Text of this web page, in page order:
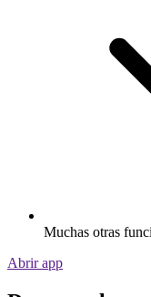
Muchas otras
Abrir app